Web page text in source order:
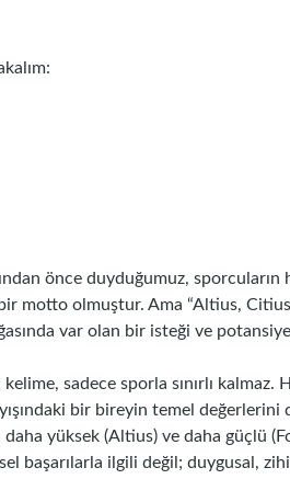
önce duyduğumuz,
motto olmuştur. Ama “Altius,
var olan bir isteği ve
sadece sporla sınırlı kalmaz.
bir bireyin temel değerlerini
daha yüksek (Altius) ve daha güçlü
başarılarla ilgili değil; duygusal,